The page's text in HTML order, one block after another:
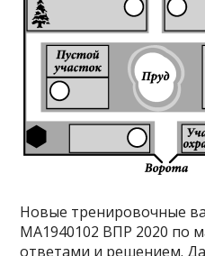
Новые тренировочные
МА1940102 ВПР 2020 по
ответами и решением.